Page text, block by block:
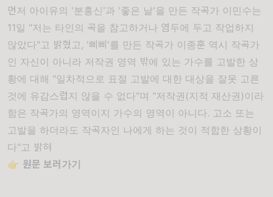
먼저 아이유의 '분홍신'과 '좋은 날'을 만든 작곡가 이민수는
11일 "저는 타인의 곡을 참고하거나 염두에 두고 작업하지
않았다"고 밝혔고, '삐삐'를 만든 작곡가 이종훈 역시 작곡가
인 자신이 아니라 저작권 영역 밖에 있는 가수를 고발한 상
황에 대해 "일차적으로 표절 고발에 대한 대상을 잘못 고른
것에 유감스럽지 않을 수 없다"며 "저작권(지적 재산권)이라
함은 작곡가의 영역이지 가수의 영역이 아니다. 고소 또는
고발을 하더라도 작곡자인 나에게 하는 것이 적합한 상황이
다"고 밝혀
👉 원문 보러가기